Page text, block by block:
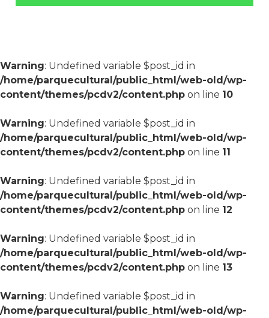
Warning: Undefined variable $post_id in
/home/parquecultural/public_html/web-old/wp-
content/themes/pcdv2/content.php on line 10
Warning: Undefined variable $post_id in
/home/parquecultural/public_html/web-old/wp-
content/themes/pcdv2/content.php on line 11
Warning: Undefined variable $post_id in
/home/parquecultural/public_html/web-old/wp-
content/themes/pcdv2/content.php on line 12
Warning: Undefined variable $post_id in
/home/parquecultural/public_html/web-old/wp-
content/themes/pcdv2/content.php on line 13
Warning: Undefined variable $post_id in
/home/parquecultural/public_html/web-old/wp-